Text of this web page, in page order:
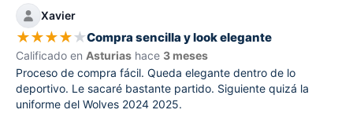
Xavier
★★★★★Compra sencilla y look elegante
Calificado en Asturias hace 3 meses
Proceso de compra fácil. Queda elegante dentro de lo
deportivo. Le sacaré bastante partido. Siguiente quizá la
uniforme del Wolves 2024 2025.